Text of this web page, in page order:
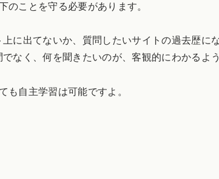
のことを守る必要があります。
に出てないか、質問したいサイトの過去歴に
でなく、何を聞きたいのが、客観的にわかるよ
も自主学習は可能ですよ。